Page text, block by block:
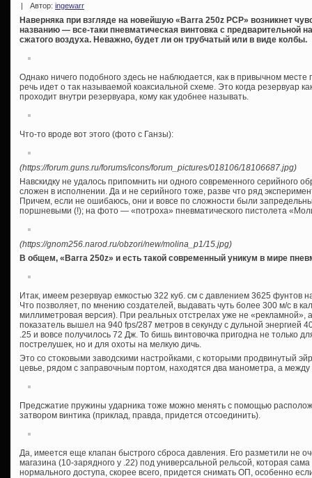
| Автор: ingewarr
Наверняка при взгляде на новейшую «Barra 250z PCP» возникнет
названию — все-таки пневматическая винтовка с предварительной
сжатого воздуха. Неважно, будет ли он трубчатый или в виде колбы.
Однако ничего подобного здесь не наблюдается, как в привычном месте
речь идет о так называемой коаксиальной схеме. Это когда резервуар
проходит внутри резервуара, кому как удобнее называть.
Что-то вроде вот этого (фото с Ганзы):
(https://forum.guns.ru/forums/icons/forum_pictures/018106/18106687.jpg)
Навскидку не удалось припомнить ни одного современного серийного
сложен в исполнении. Да и не серийного тоже, разве что ряд
Причем, если не ошибаюсь, они и вовсе по сложности были
поршневыми (!); на фото — «потроха» пневматического пистолета
(https://gnom256.narod.ru/obzori/new/molina_p1/15.jpg)
В общем, «Barra 250z» и есть такой современный уникум в мире
Итак, имеем резервуар емкостью 322 куб. см с давлением 3625 фунтов
Что позволяет, по мнению создателей, выдавать чуть более 300 м/с в
миллиметровая версия). При реальных отстрелах уже не «рекламной»,
показатель вышел на 940 fps/287 метров в секунду с дульной энергией
.25 и вовсе получилось 72 Дж. То бишь винтовочка пригодна не только
пострелушек, но и для охоты на мелкую дичь.
Это со стоковыми заводскими настройками, с которыми продвинутый
цевье, рядом с заправочным портом, находятся два манометра, а
Предсжатие пружины ударника тоже можно менять с помощью
затвором винтика (приклад, правда, придется отсоединить).
Да, имеется еще клапан быстрого сброса давления. Его разметили не
магазина (10-зарядного у .22) под универсальной рельсой, которая
нормального доступа, скорее всего, придется снимать ОП, особенно